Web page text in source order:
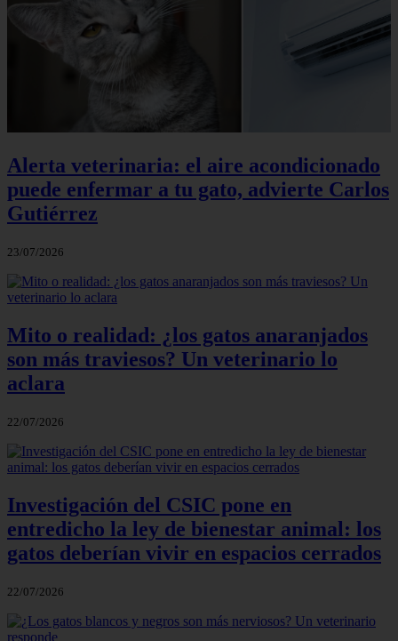
Alerta veterinaria: el aire acondicionado
puede enfermar a tu gato, advierte Carlos
Gutiérrez
23/07/2026
Mito o realidad: ¿los gatos anaranjados
son más traviesos? Un veterinario lo
aclara
22/07/2026
Investigación del CSIC pone en
entredicho la ley de bienestar animal: los
gatos deberían vivir en espacios cerrados
22/07/2026